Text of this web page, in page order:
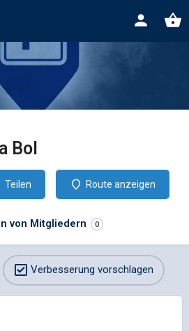
Bol
Teilen Route anzeigen
von Mitgliedern 0
Verbesserung vorschlagen